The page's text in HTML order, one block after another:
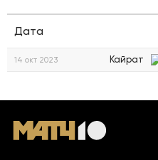
Дата
14 окт 2023 Кайрат